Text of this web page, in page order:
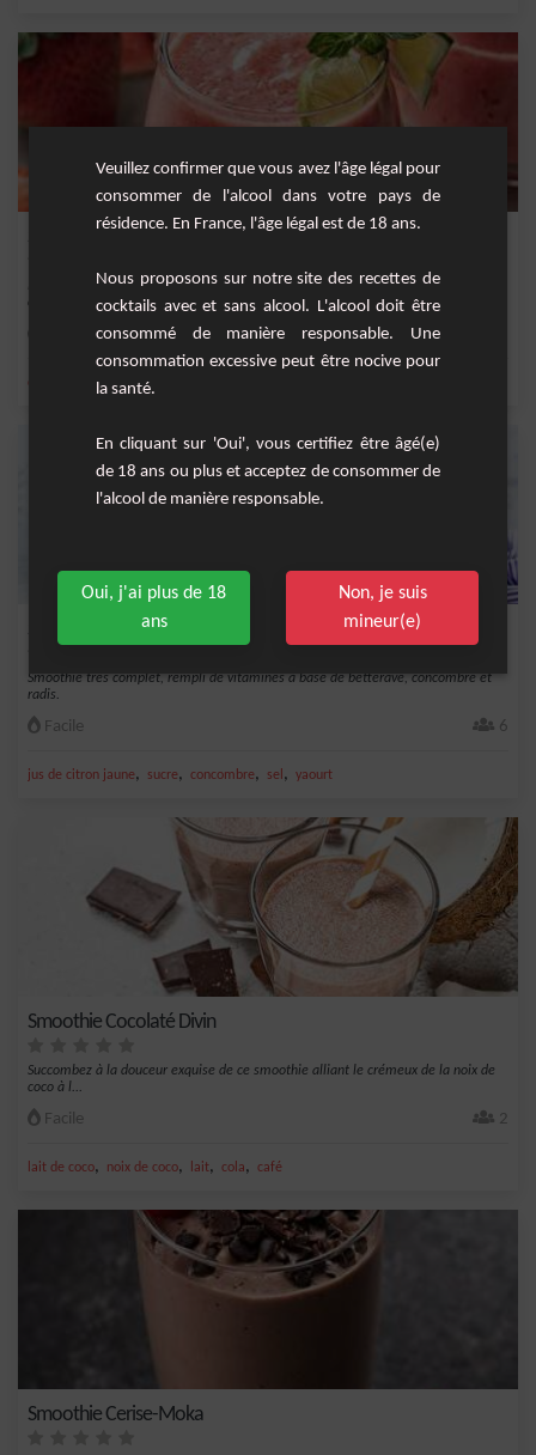
Rafraîchissez-vous avec ce délicieux smoothie fraise-pastèque, idéal pour les
chaudes j...
citron jus de citron vert
Smoothie Betterave Concombre et Radis
Smoothie très complet, rempli de vitamines à base de betterave, concombre et
radis.
Facile 6
jus de citron jaune, sucre, concombre, sel , yaourt
Smoothie Cocolaté Divin
Succombez à la douceur exquise de ce smoothie alliant le crémeux de la noix de
coco à l...
Facile 2
lait de coco, noix de coco, lait, cola, café
Smoothie Cerise-Moka
Veuillez confirmer que vous avez l'âge légal pour
consommer de l'alcool dans votre pays de
résidence. En France, l'âge légal est de 18 ans.
Nous proposons sur notre site des recettes de
cocktails avec et sans alcool. L'alcool doit être
consommé de manière responsable. Une
consommation excessive peut être nocive pour
la santé.
En cliquant sur 'Oui', vous certifiez être âgé(e)
de 18 ans ou plus et acceptez de consommer de
l'alcool de manière responsable.
Oui, j'ai plus de 18
ans
Non, je suis
mineur(e)